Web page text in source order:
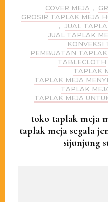
COVER MEJA ,
GROSIR TAPLAK MEJA
, JUAL
JUAL TAPLAK
KONVEKSI
PEMBUATAN TAPLAK
TABLECLOTH
TAPLAK
TAPLAK MEJA
TAPLAK
TAPLAK MEJA
toko taplak meja
taplak meja segala
sijunjung